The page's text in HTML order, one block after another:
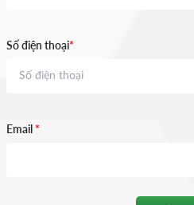
Số điện thoại*
Email *